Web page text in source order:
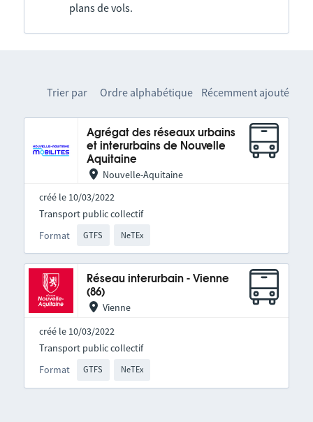
plans de vols.
Trier par Ordre alphabétique Récemment ajouté
Agrégat des réseaux urbains
et interurbains de Nouvelle
Aquitaine
Nouvelle-Aquitaine
créé le 10/03/2022
Format GTFS NeTEx
Transport public collectif
Réseau interurbain - Vienne
(86)
Vienne
créé le 10/03/2022
Format GTFS NeTEx
Transport public collectif